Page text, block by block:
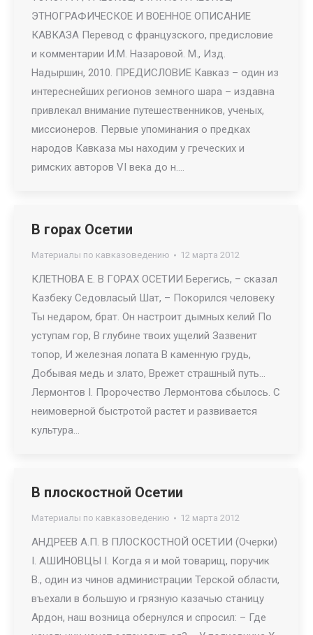
ЭТНОГРАФИЧЕСКОЕ И ВОЕННОЕ ОПИСАНИЕ
КАВКАЗА Перевод с французского, предисловие
и комментарии И.М. Назаровой. М., Изд.
Надыршин, 2010. ПРЕДИСЛОВИЕ Кавказ – один из
интереснейших регионов земного шара – издавна
привлекал внимание путешественников, ученых,
миссионеров. Первые упоминания о предках
народов Кавказа мы находим у греческих и
римских авторов VI века до н.…
В горах Осетии
Материалы по кавказоведению 12 марта 2012
КЛЕТНОВА Е. В ГОРАХ ОСЕТИИ Берегись, – сказал
Казбеку Седовласый Шат, – Покорился человеку
Ты недаром, брат. Он настроит дымных келий По
уступам гор, В глубине твоих ущелий Зазвенит
топор, И железная лопата В каменную грудь,
Добывая медь и злато, Врежет страшный путь…
Лермонтов I. Пророчество Лермонтова сбылось. С
неимоверной быстротой растет и развивается
культура…
В плоскостной Осетии
Материалы по кавказоведению 12 марта 2012
АНДРЕЕВ А.П. В ПЛОСКОСТНОЙ ОСЕТИИ (Очерки)
I. АШИНОВЦЫ I. Когда я и мой товарищ, поручик
В., один из чинов администрации Терской области,
въехали в большую и грязную казачью станицу
Ардон, наш возница обернулся и спросил: – Где